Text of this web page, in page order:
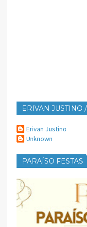
ERIVAN JUSTINO
Erivan Justino
Unknown
PARAÍSO FESTAS